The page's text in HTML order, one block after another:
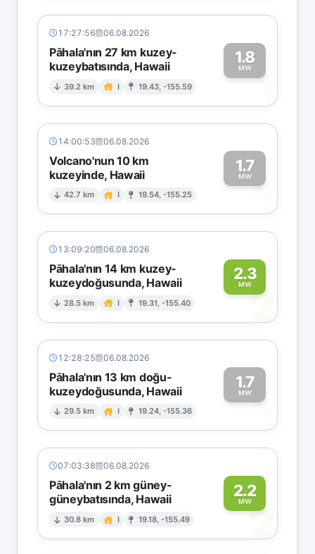
17:27:56 06.08.2026
Pāhala'nın 27 km kuzey-
kuzeybatısında, Hawaii
39.2 km I 19.43, -155.59
1.8
MW1
14:00:53 06.08.2026
Volcano'nun 10 km
kuzeyinde, Hawaii
42.7 km I 19.54, -155.25
1.7
MW1
13:09:20 06.08.2026
Pāhala'nın 14 km kuzey-
kuzeydoğusunda, Hawaii
28.5 km I 19.31, -155.40
2.3
MW
2
12:28:25 06.08.2026
Pāhala'nın 13 km doğu-
kuzeydoğusunda, Hawaii
29.5 km I 19.24, -155.36
1.7
MW1
07:03:38 06.08.2026
Pāhala'nın 2 km güney-
güneybatısında, Hawaii
30.8 km I 19.18, -155.49
2.2
MW2